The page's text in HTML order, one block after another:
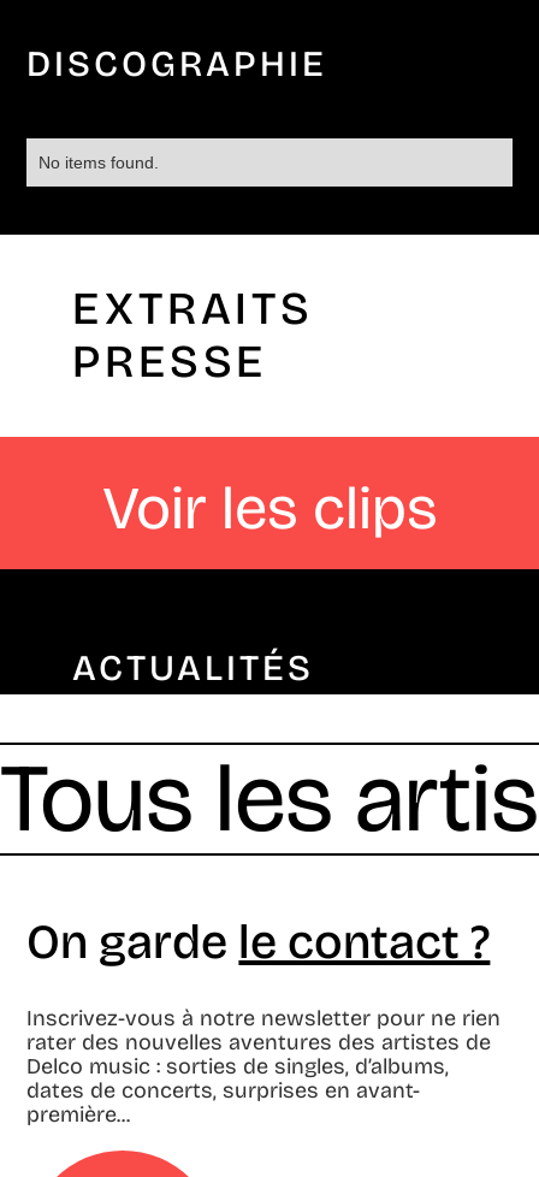
DISCOGRAPHIE
No items found.
EXTRAITS
PRESSE
Voir les clips
ACTUALITÉS
Tous les
On garde le contact ?
Inscrivez-vous à notre newsletter pour ne rien
rater des nouvelles aventures des artistes de
Delco music : sorties de singles, d’albums,
dates de concerts, surprises en avant-
première...